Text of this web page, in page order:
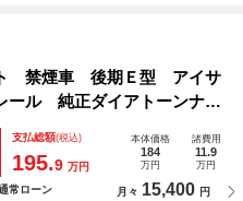
禁煙車 後期Ｅ型 アイサ
ール 純正ダイアトーンナ
メラ ＥＴＣ シートポジシ
ＥＤヘッド 純正１７イン
支払総額(税込)
195.9 万円
本体価格
184
万円
諸費用
11.9
万円
常ローン 月々 15,400 円